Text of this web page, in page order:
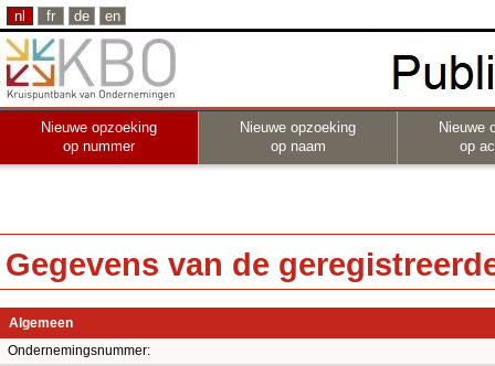
nl fr de en
Nieuwe opzoeking
op nummer
Nieuwe opzoeking
op naam
Nieuwe
op
Gegevens van de
Algemeen
Ondernemingsnummer: